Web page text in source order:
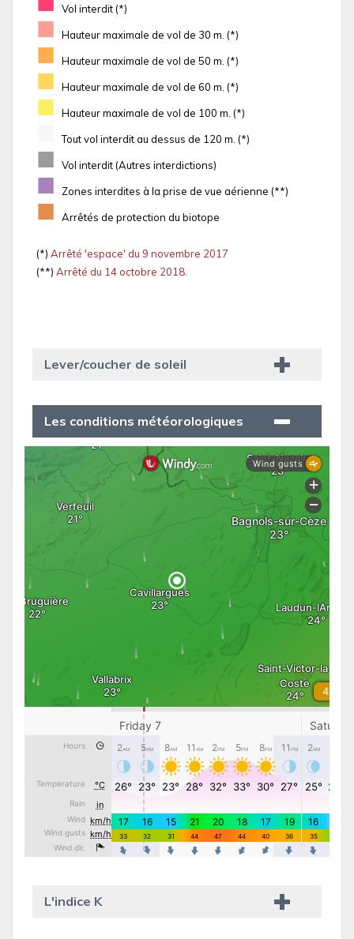
Vol interdit (*)
■ Hauteur maximale de vol de 30 m. (*)
■ Hauteur maximale de vol de 50 m. (*)
■ Hauteur maximale de vol de 60 m. (*)
■ Hauteur maximale de vol de 100 m. (*)
Tout vol interdit au dessus de 120 m. (*)
■ Vol interdit (Autres interdictions)
■ Zones interdites à la prise de vue aérienne (**)
■ Arrêtés de protection du biotope
(*) Arrêté 'espace' du 9 novembre 2017
(**) Arrêté du 14 octobre 2018.
Lever/coucher de soleil
Les conditions météorologiques
L'indice K